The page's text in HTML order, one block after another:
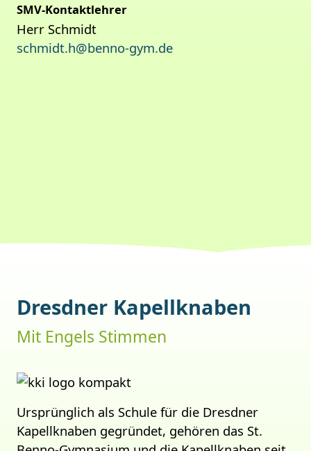
SMV-Kontaktlehrer
Herr Schmidt
schmidt.h@benno-gym.de
Dresdner Kapellknaben
Mit Engels Stimmen
Ursprünglich als Schule für die Dresdner
Kapellknaben gegründet, gehören das St.